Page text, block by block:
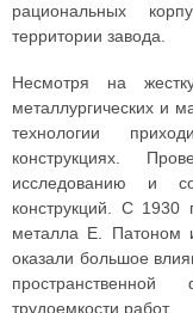
рациональных
территории завода.
Несмотря на
металлургических и
технологии
конструкциях.
исследованию и
конструкций. С 1930
металла Е. Патоном
оказали большое
трудоемкости работ.